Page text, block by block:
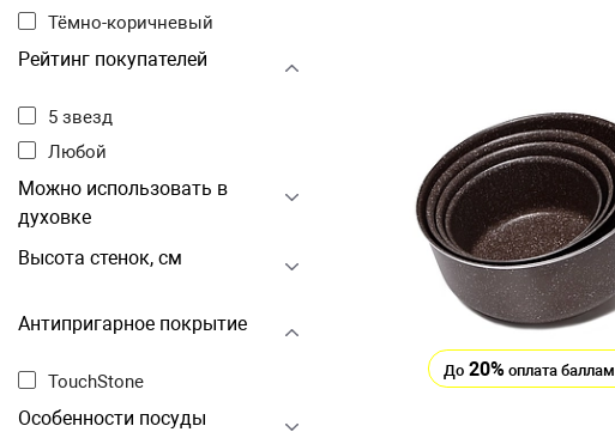
Тёмно-коричневый
Рейтинг покупателей
5 звезд
Любой
Можно использовать в
духовке
Высота стенок, см
Антипригарное покрытие
TouchStone
Особенности посуды
До 20% оплата